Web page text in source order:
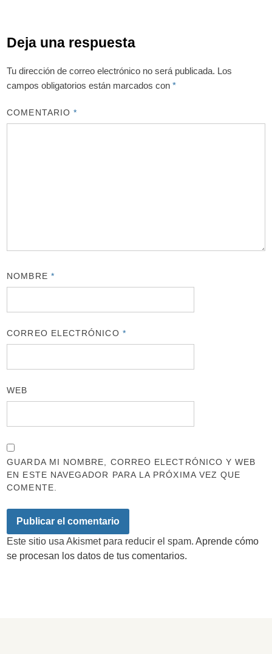
Deja una respuesta
Tu dirección de correo electrónico no será publicada. Los
campos obligatorios están marcados con*
COMENTARIO*
NOMBRE *
CORREO ELECTRÓNICO *
WEB
GUARDA MI NOMBRE, CORREO ELECTRÓNICO Y WEB
EN ESTE NAVEGADOR PARA LA PRÓXIMA VEZ QUE
COMENTE.
Este sitio usa Akismet para reducir el spam.Aprende cómo
se procesan los datos de tus comentarios.